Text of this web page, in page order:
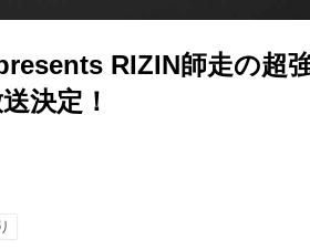
RIZIN師走の超
決定！